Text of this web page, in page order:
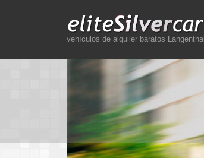
vehículos de alquiler baratos Langenthal